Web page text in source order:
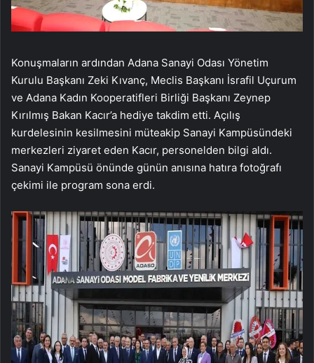
Konuşmaların ardından Adana Sanayi Odası Yönetim
Kurulu Başkanı Zeki Kıvanç, Meclis Başkanı İsrafil Uçurum
ve Adana Kadın Kooperatifleri Birliği Başkanı Zeynep
Kırılmış Bakan Kacır’a hediye takdim etti. Açılış
kurdelesinin kesilmesini müteakip Sanayi Kampüsündeki
merkezleri ziyaret eden Kacır, personelden bilgi aldı.
Sanayi Kampüsü önünde günün anısına hatıra fotoğrafı
çekimi ile program sona erdi.